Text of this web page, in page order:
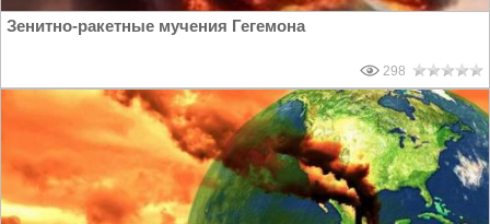
Зенитно-ракетные мучения Гегемона
298